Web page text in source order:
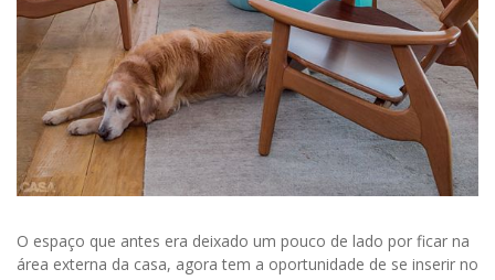
O espaço que antes era deixado um pouco de lado por ficar na
área externa da casa, agora tem a oportunidade de se inserir no